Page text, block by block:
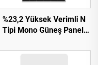
%23,2 Yüksek Verimli N
Tipi Mono Güneş Paneli
CE/TÜV Sertifikalı, 15 Yıl